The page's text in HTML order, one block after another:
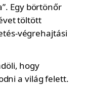
Egy börtönőr
töltött
végrehajtási
hogy
a világ felett.